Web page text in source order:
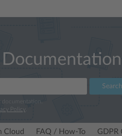
Search
documentation.
Policy.
Cloud FAQ / How-To GDPR